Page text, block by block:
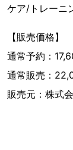
ケア/トレーニ
【販売価格】
通常予約：
通常販売：
販売元：株式